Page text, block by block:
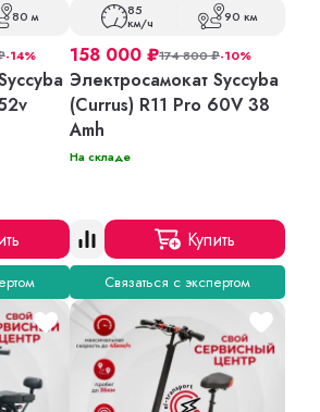
80 м
-14%
85
км/ч 90 км
158 000 ₽174 800₽-10%
Электросамокат Syccyba
(Currus) R11 Pro 60V 38
Amh
На складе
Купить
Связаться с экспертом